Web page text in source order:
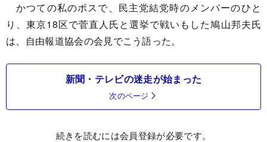
かつての私のボスで、民主党結党時のメンバーのひと
り、東京18区で菅直人氏と選挙で戦いもした鳩山邦夫氏
は、自由報道協会の会見でこう語った。
新聞・テレビの迷走が始まった
次のページ
続きを読むには会員登録が必要です。